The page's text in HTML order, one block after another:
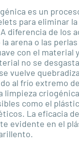
es un
para eliminar
diferencia de los
arena o las
con el material
no se
vuelve
al frío extremo
limpieza
como el
La eficacia
evidente en el